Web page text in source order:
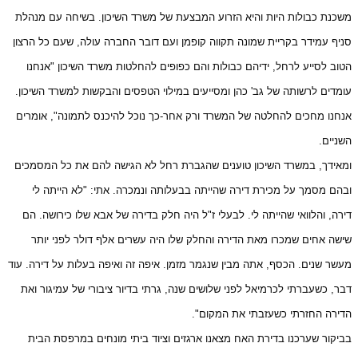
משכנת כבולות היות והיא הזרוע המבצעת של משרד השיכון. בשיחה עם מנהלת
סניף עמידר בקריית שמונה תקווה קופמן ועם דובר החברה עולה, שעם כל הרצון
הטוב לסייע לרחל, ידיהם כבולות והם כפופים להחלטות משרד השיכון "אנחנו
עומדים לרשותה של גב' כהן ומסייעים במילוי הטפסים והבקשות למשרד השיכון.
אנחנו מחכים להחלטה של המשרד ורק אחר-כך נוכל להיכנס לתמונה", אומרים
השניים.
ומאידך, במשרד השיכון טוענים שהגברת רחל לא הגישה להם את כל המסמכים
ובהם מסמך על מכירת דירה שהייתה בבעלותה ונמכרה. אתי: "לא הייתה לי
דירה, והלוואי שהייתה לי. לבעלי ז"ל היה חלק בדירה של אבא שלו כירושה. הם
שישה אחים שמכרו מאת הדירה והחלק שלו היה עשרים אלף דולר לפני יותר
מעשר שנים. הכסף, אתה מבין שנגמר מזמן. איפה זה ואיפה בעלות על דירה. עוד
דבר, כשעברתי לכרמיאל לפני שלושים שנה, גרתי בדיור ציבורי של עמיגור ואת
הדירה החזרתי כשעזבתי את המקום".
בביקור שערכנו בדירת האח מצאנו ארגזים וציוד ביתי מונחים במרפסת הבית